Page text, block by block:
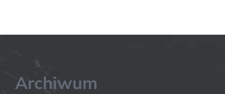
Archiwum